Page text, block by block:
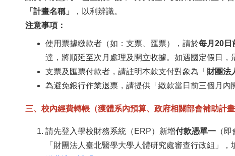
「計畫名稱」
，以利辨識。
注意事項：
使用票據繳款者（如：支票、匯票），請於每月20日
達，將順延至次月處理及開立收據。如遇國定假日
支票及匯票付款者，請註明本款支付對象為「 財團法
為避免銀行作業退票，請提供「繳款當日前三個月內
三、校內經費轉帳（獲體系內預算、政府相關部會補助計
請先登入學校財務系統（ERP）新增付款憑單一 （
「財團法人臺北醫學大學人體研究處審查行政組」